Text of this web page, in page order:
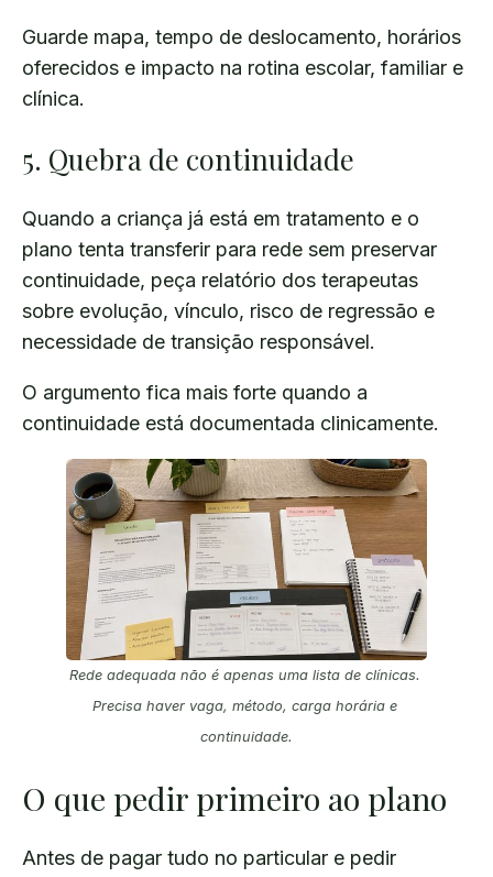
Guarde mapa, tempo de deslocamento, horários
oferecidos e impacto na rotina escolar, familiar e
clínica.
5. Quebra de continuidade
Quando a criança já está em tratamento e o
plano tenta transferir para rede sem preservar
continuidade, peça relatório dos terapeutas
sobre evolução, vínculo, risco de regressão e
necessidade de transição responsável.
O argumento fica mais forte quando a
continuidade está documentada clinicamente.
Rede adequada não é apenas uma lista de clínicas.
Precisa haver vaga, método, carga horária e
continuidade.
O que pedir primeiro ao plano
Antes de pagar tudo no particular e pedir